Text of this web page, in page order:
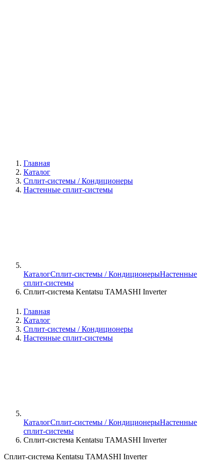
Главная
Каталог
Сплит-системы / Кондиционеры
Настенные сплит-системы
КаталогСплит-системы / КондиционерыНастенные
сплит-системы
Сплит-система Kentatsu TAMASHI Inverter
Главная
Каталог
Сплит-системы / Кондиционеры
Настенные сплит-системы
КаталогСплит-системы / КондиционерыНастенные
сплит-системы
Сплит-система Kentatsu TAMASHI Inverter
Сплит-система Kentatsu TAMASHI Inverter